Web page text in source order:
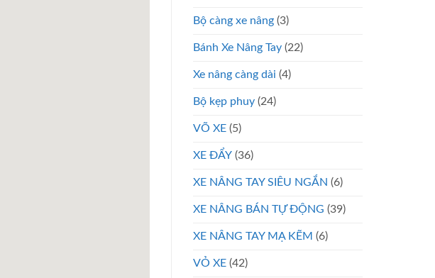
Bộ càng xe nâng (3)
Bánh Xe Nâng Tay (22)
Xe nâng càng dài (4)
Bộ kẹp phuy (24)
VÕ XE (5)
XE ĐẨY (36)
XE NÂNG TAY SIÊU NGẮN (6)
XE NÂNG BÁN TỰ ĐỘNG (39)
XE NÂNG TAY MẠ KẼM (6)
VỎ XE (42)